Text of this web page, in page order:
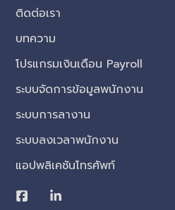
ติดต่อเรา
บทความ
โปรแกรมเงินเดือน Payroll
ระบบจัดการข้อมูลพนักงาน
ระบบการลางาน
ระบบลงเวลาพนักงาน
แอปพลิเคชันโทรศัพท์